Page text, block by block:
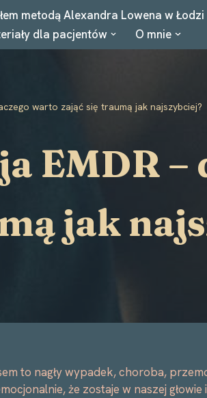
metodą Alexandra Lowena w Łodzi
dla pacjentów O mnie
warto zająć się traumą jak najszybciej?
EMDR –
jak
to nagły wypadek, choroba,
że zostaje w naszej głowie